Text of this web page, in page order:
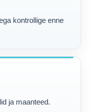
kontrollige enne
ja maanteed.